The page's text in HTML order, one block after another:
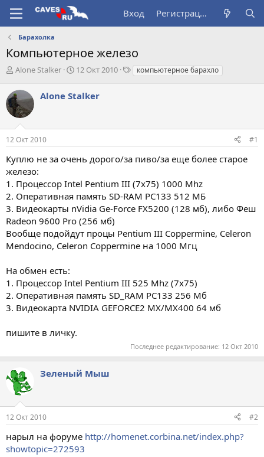
Вход Регистрация
Барахолка
Компьютерное железо
А
т
о
р
е
м
Alone Stalker
Д
а
ч
а
12 Окт 2010
Ткомпьютерное барахло
Alone Stalker
12 Окт 2010 #1
Куплю не за очень дорого/за пиво/за еще более старое
железо:
1. Процессор Intel Pentium III (7х75) 1000 Mhz
2. Оперативная память SD-RAM PC133 512 МБ
3. Видеокарты nVidia Ge-Force FX5200 (128 мб), либо Феш
Radeon 9600 Pro (256 мб)
Вообще подойдут процы Pentium III Coppermine, Celeron
Mendocino, Celeron Coppermine на 1000 Мгц
На обмен есть:
1. Процессор Intel Pentium III 525 Mhz (7x75)
2. Оперативная память SD_RAM PC133 256 Мб
3. Видеокарта NVIDIA GEFORCE2 MX/MX400 64 мб
пишите в личку.
Последнее редактирование: 12 Окт 2010
Зеленый Мыш
12 Окт 2010 #2
нарыл на форуме http://homenet.corbina.net/index.php?
showtopic=272593